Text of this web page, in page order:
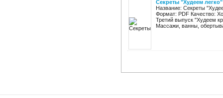
Секреты "Худеем
Название: Секреты
Формат: PDF Качество:
Третий выпуск "Худеем
Массажи, ванны,